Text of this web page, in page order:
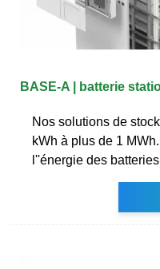
BASE-A | batterie
Nos solutions de
kWh à plus de 1
l''énergie des